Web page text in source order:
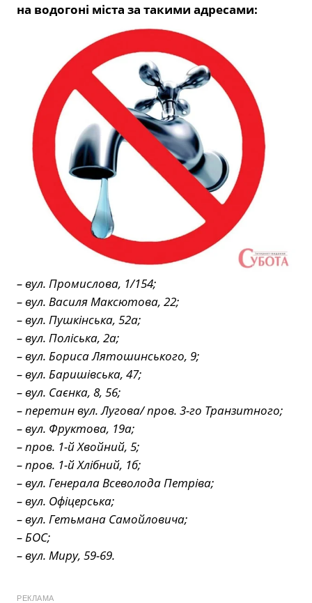
на водогоні міста за такими адресами:
– вул. Промислова, 1/154;
– вул. Василя Максютова, 22;
– вул. Пушкінська, 52а;
– вул. Поліська, 2а;
– вул. Бориса Лятошинського, 9;
– вул. Баришівська, 47;
– вул. Саєнка, 8, 56;
– перетин вул. Лугова/ пров. 3-го Транзитного;
– вул. Фруктова, 19а;
– пров. 1-й Хвойний, 5;
– пров. 1-й Хлібний, 1б;
– вул. Генерала Всеволода Петріва;
– вул. Офіцерська;
– вул. Гетьмана Самойловича;
– БОС;
– вул. Миру, 59-69.
РЕКЛАМА